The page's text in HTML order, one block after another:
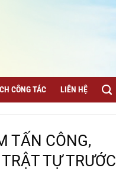
CÔNG TÁC LIÊN HỆ
TẤN CÔNG,
TỰ TRƯỚC